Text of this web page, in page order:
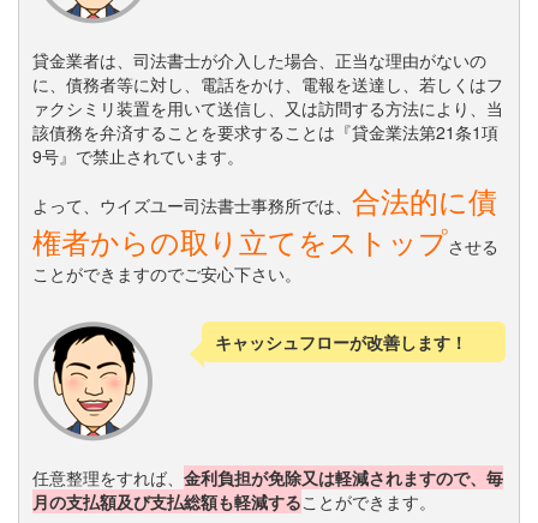
貸金業者は、司法書士が介入した場合、正当な理由がないの
に、債務者等に対し、電話をかけ、電報を送達し、若しくはフ
ァクシミリ装置を用いて送信し、又は訪問する方法により、当
該債務を弁済することを要求することは『貸金業法第21条1項
9号』で禁止されています。
よって、ウイズユー司法書士事務所では、 合法的に債
権者からの取り立てをストップさせる
ことができますのでご安心下さい。
キャッシュフローが改善します！
任意整理をすれば、 金利負担が免除又は軽減されますので、毎
月の支払額及び支払総額も軽減することができます。